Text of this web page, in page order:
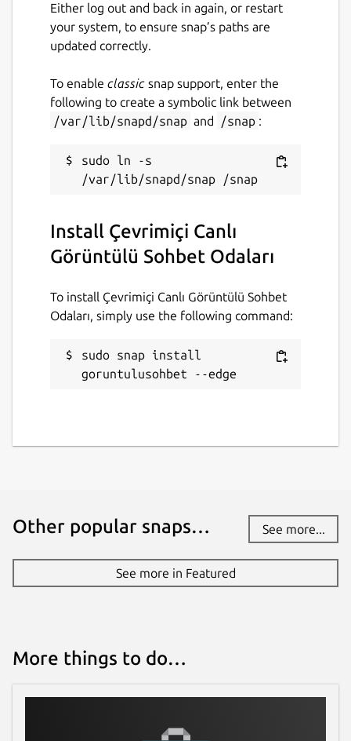
kültürler tanımak veya sadece keyifli vakit
geçirmek için bu dinamik dünyayı tercih
ediyor.
Görüntülü sohbet ve onun getirdiği zengin
varyasyonlar, mesafeleri anlamsız kılarak
dünyayı küçük bir küresel köy haline
ufkunuzu genişletmek, ister eski dostlarınızla
hasret gidermek isteyin; bu teknoloji size her
zaman en canlı çözümü sunuyor. Doğru
dikkat ederek, siz de bu dinamik dijital
dünyanın keyfini çıkarabilir, hayatınıza
yepyeni renkler katabilirsiniz. Ekranın diğer
ortak olmak için tek bir tık yeterli!
Details for Çevrimiçi Canlı
goruntulusohbet
AFL-3.0
25 November 2022 -
This snap hasn't been updated in a
while. It might be unmaintained and
Websites
Either log out and back in again, or restart
your system, to ensure snap’s paths are
updated correctly.
To enable classic snap support, enter the
following to create a symbolic link between
/var/lib/snapd/snap and /snap :
sudo ln -s
Install Çevrimiçi Canlı
Görüntülü Sohbet Odaları
To install Çevrimiçi Canlı Görüntülü Sohbet
Odaları, simply use the following command:
sudo snap install
goruntulusohbet --edge
Other popular snaps… See more...
See more in Featured
More things to do…